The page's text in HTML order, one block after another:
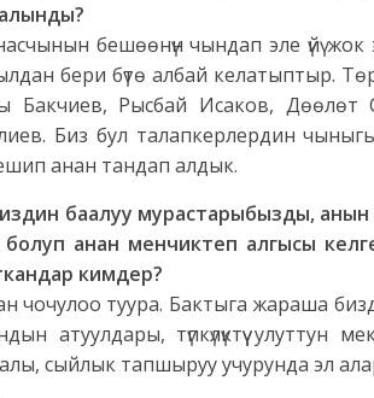
бешөөнүн чындап эле үйү
бери бүтө албай келатыптыр.
Бакчиев, Рысбай Исаков,
Биз бул талапкерлердин
анан тандап алдык.
баалуу мурастарыбызды,
анан менчиктеп алгысы
кимдер?
чочулоо туура. Бактыга жараша
атуулдары, түпкүлүктүү
сыйлык тапшыруу учурунда эл